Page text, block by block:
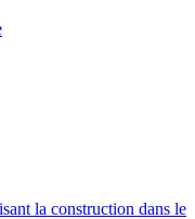
la construction dans le